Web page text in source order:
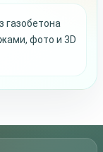
газобетона
фото и 3D